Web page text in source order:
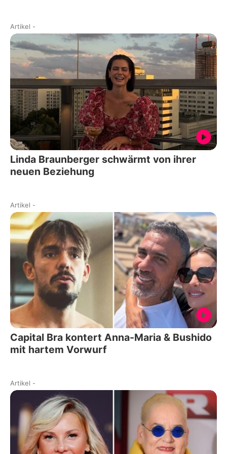
Artikel -
Linda Braunberger schwärmt von ihrer
neuen Beziehung
Artikel -
Capital Bra kontert Anna-Maria & Bushido
mit hartem Vorwurf
Artikel -